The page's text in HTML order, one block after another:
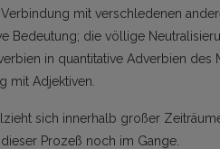
mit verschledenen
Bedeutung; die völlige
in quantitative Adverbien des
mit Adjektiven.
sich innerhalb großer
Prozeß noch im Gange.